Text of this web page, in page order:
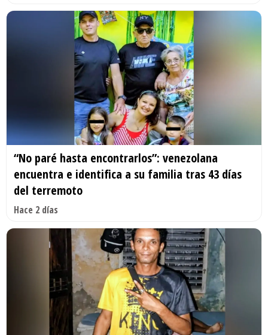
“No paré hasta encontrarlos”: venezolana
encuentra e identifica a su familia tras 43 días
del terremoto
Hace 2 días